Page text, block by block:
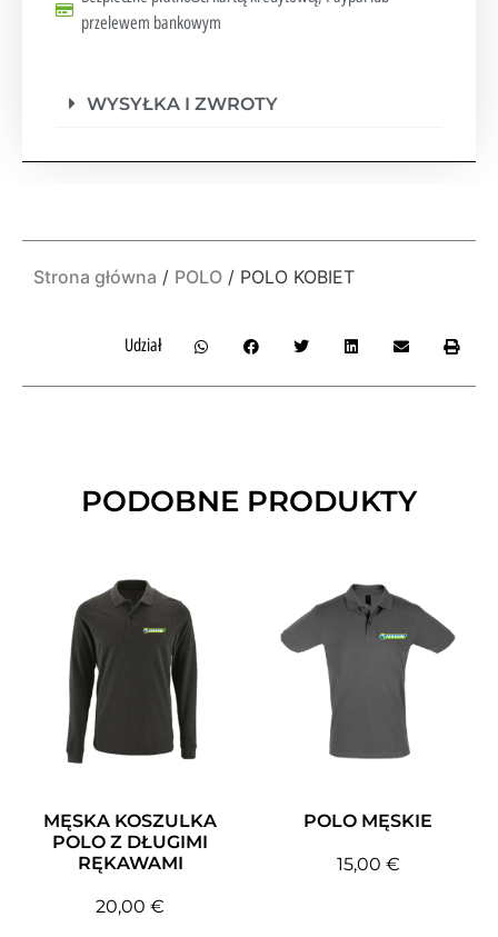
przelewem bankowym
WYSYŁKA I ZWROTY
Strona główna / POLO / POLO KOBIET
Udział
PODOBNE PRODUKTY
MĘSKA KOSZULKA
POLO Z DŁUGIMI
RĘKAWAMI
20,00 €
POLO MĘSKIE
15,00 €